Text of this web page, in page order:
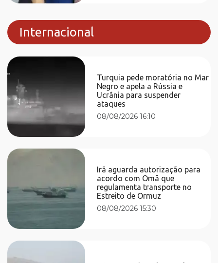
Internacional
Turquia pede moratória no Mar
Negro e apela a Rússia e
Ucrânia para suspender
ataques
08/08/2026 16:10
Irã aguarda autorização para
acordo com Omã que
regulamenta transporte no
Estreito de Ormuz
08/08/2026 15:30